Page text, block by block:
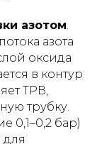
азотом.
азота
оксида
в контур
ТРВ,
трубку.
0,1–0,2 бар)
для